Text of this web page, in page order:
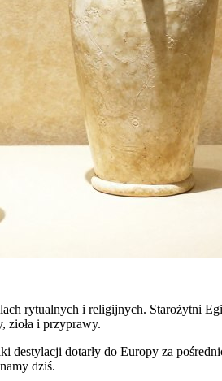
rytualnych i religijnych. Starożytni
zioła i przyprawy.
dotarły do Europy za
dziś.